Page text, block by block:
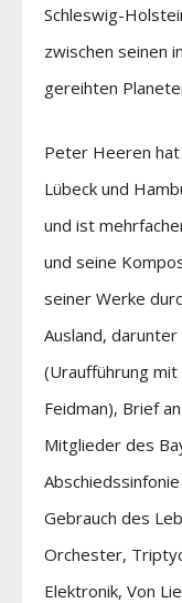
Schleswig-
zwischen seinen
gereihten
Peter Heeren hat
Lübeck und
und ist
und seine
seiner Werke
Ausland,
(Uraufführung
Feidman), Brief
Mitglieder des
Gebrauch des
Orchester,
Elektronik, Von